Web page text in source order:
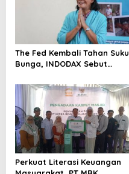
The Fed Kembali Tahan Suku
Bunga, INDODAX Sebut
Sentimen Pasar
Perkuat Literasi Keuangan